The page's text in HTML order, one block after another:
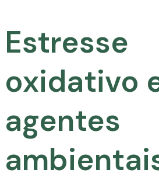
Estresse
oxidativo
agentes